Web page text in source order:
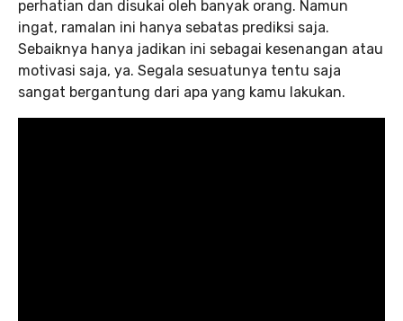
perhatian dan disukai oleh banyak orang. Namun
ingat, ramalan ini hanya sebatas prediksi saja.
Sebaiknya hanya jadikan ini sebagai kesenangan atau
motivasi saja, ya. Segala sesuatunya tentu saja
sangat bergantung dari apa yang kamu lakukan.